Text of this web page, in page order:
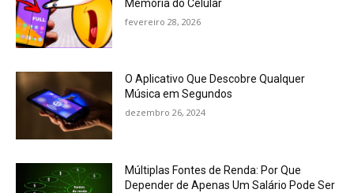
Memória do Celular
fevereiro 28, 2026
O Aplicativo Que Descobre Qualquer
Música em Segundos
dezembro 26, 2024
Múltiplas Fontes de Renda: Por Que
Depender de Apenas Um Salário Pode Ser